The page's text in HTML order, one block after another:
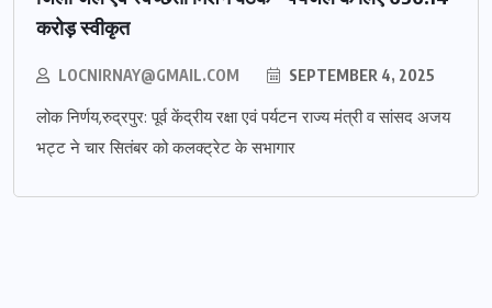
करोड़ स्वीकृत
LOCNIRNAY@GMAIL.COM SEPTEMBER 4, 2025
लोक निर्णय,रुद्रपुर: पूर्व केंद्रीय रक्षा एवं पर्यटन राज्य मंत्री व सांसद अजय
भट्ट ने चार सितंबर को कलक्ट्रेट के सभागार